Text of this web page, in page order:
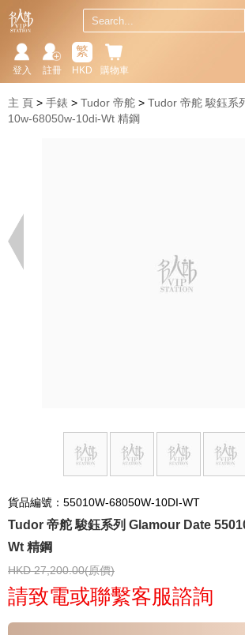
購物車
繁
HKD
註冊
登入
主 頁 手錶 Tudor 帝舵
Tudor 帝舵 駿鈺系
10w-68050w-10di-Wt 精鋼
貨品編號：55010W-68050W-10DI-WT
Tudor 帝舵 駿鈺系列 Glamour Date
Wt 精鋼
HKD 27,200.00(原價)
請致電或聯繫客服諮詢